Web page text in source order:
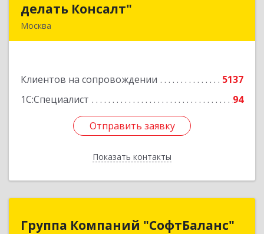
делать Консалт"
Москва
Клиентов на сопровождении
5137
1С:Специалист
94
Отправить заявку
Показать контакты
Отправить заявку
Назад
Группа Компаний "СофтБаланс"
Группа Компаний "СофтБаланс"